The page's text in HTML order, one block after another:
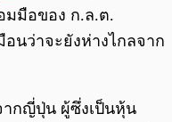
มมือของ ก.ล.ต.
อนว่าจะยังห่างไกลจาก
กญี่ปุ่น ผู้ซึ่งเป็นหุ้น